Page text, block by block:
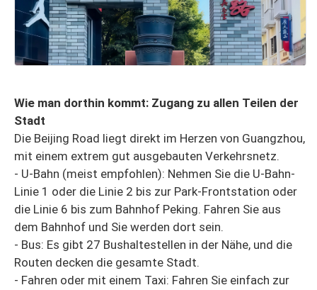
Wie man dorthin kommt: Zugang zu allen Teilen der
Stadt
Die Beijing Road liegt direkt im Herzen von Guangzhou,
mit einem extrem gut ausgebauten Verkehrsnetz.
- U-Bahn (meist empfohlen): Nehmen Sie die U-Bahn-
Linie 1 oder die Linie 2 bis zur Park-Frontstation oder
die Linie 6 bis zum Bahnhof Peking. Fahren Sie aus
dem Bahnhof und Sie werden dort sein.
- Bus: Es gibt 27 Bushaltestellen in der Nähe, und die
Routen decken die gesamte Stadt.
- Fahren oder mit einem Taxi: Fahren Sie einfach zur